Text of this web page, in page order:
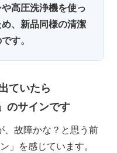
高圧洗浄機を使っ
、新品同様の清潔
す。
ていたら
のサインです
、故障かな？と思う前
」を感じています。